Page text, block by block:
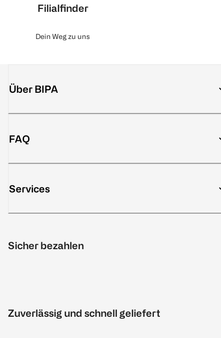
Filialfinder
Dein Weg zu uns
Über BIPA
FAQ
Services
Sicher bezahlen
Zuverlässig und schnell geliefert